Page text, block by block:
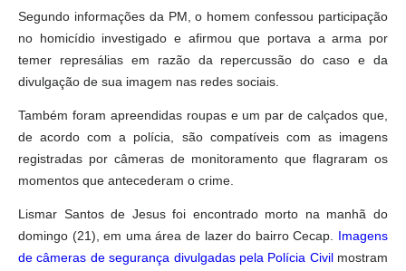
Segundo informações da PM, o homem confessou participação
no homicídio investigado e afirmou que portava a arma por
temer represálias em razão da repercussão do caso e da
divulgação de sua imagem nas redes sociais.
Também foram apreendidas roupas e um par de calçados que,
de acordo com a polícia, são compatíveis com as imagens
registradas por câmeras de monitoramento que flagraram os
momentos que antecederam o crime.
Lismar Santos de Jesus foi encontrado morto na manhã do
domingo (21), em uma área de lazer do bairro Cecap. Imagens
de câmeras de segurança divulgadas pela Polícia Civilmostram